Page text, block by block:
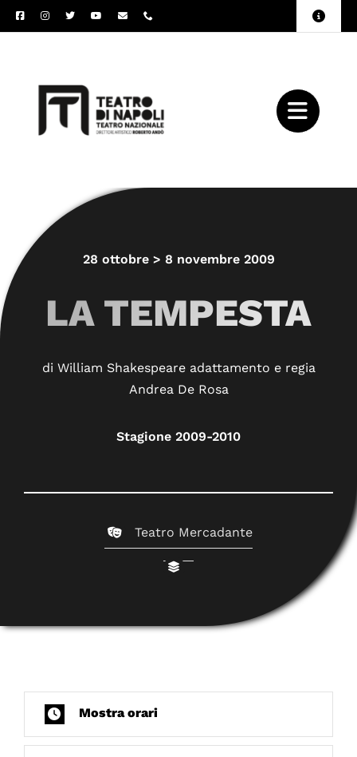
Salta
al
Toggle
28 ottobre > 8 novembre 2009
LA TEMPESTA
di William Shakespeare adattamento e regia
Andrea De Rosa
Stagione 2009-2010
Teatro Mercadante
Mostra orari